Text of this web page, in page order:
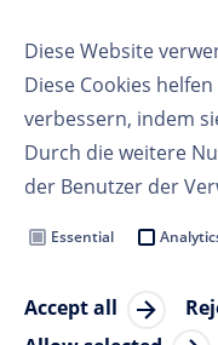
Diese Website
Diese Cookies
verbessern, indem
Durch die weitere
der Benutzer der
Essential
Accept all